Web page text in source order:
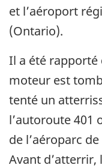
et l’aéroport
(Ontario).
Il a été rapporté
moteur est
tenté un
l’autoroute 401
de l’aéroparc
Avant d’atterrir,